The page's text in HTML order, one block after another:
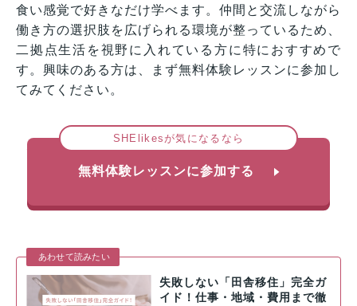
食い感覚で好きなだけ学べます。仲間と交流しながら
働き方の選択肢を広げられる環境が整っているため、
二拠点生活を視野に入れている方に特におすすめで
す。興味のある方は、まず無料体験レッスンに参加し
てみてください。
SHElikesが気になるなら
無料体験レッスンに参加する
あわせて読みたい
失敗しない「田舎移住」完全ガ
イド！仕事・地域・費用まで徹